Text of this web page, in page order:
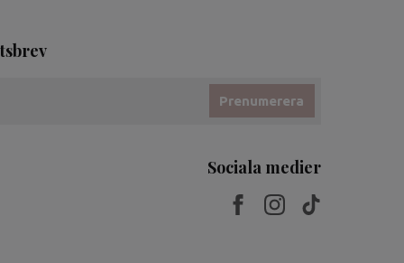
Prenumerera
Sociala medier